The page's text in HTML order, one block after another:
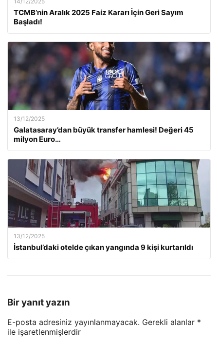
TCMB’nin Aralık 2025 Faiz Kararı İçin Geri Sayım
Başladı!
13/12/2025
Galatasaray’dan büyük transfer hamlesi! Değeri 45
milyon Euro…
13/12/2025
İstanbul’daki otelde çıkan yangında 9 kişi kurtarıldı
Bir yanıt yazın
E-posta adresiniz yayınlanmayacak. Gerekli alanlar *
ile işaretlenmişlerdir